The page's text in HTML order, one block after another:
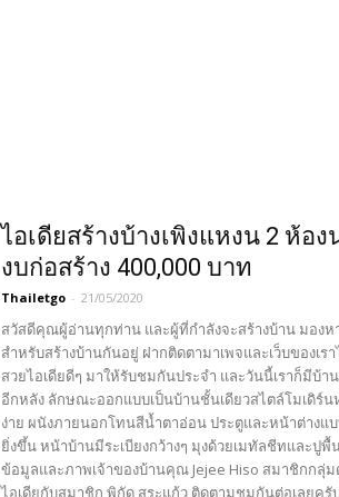
ไอเดียสร้างบ้างเพิงแหงน 2 ห้อ
งบก่อสร้าง 400,000 บาท
Thailetgo - 21/05/2020
สวัสดีคุณผู้อ่านทุกท่าน และผู้ที่กำลังจะสร้างบ้าน มองห
สำหรับสร้างบ้านกันอยู่ ฝากติดตามาเพจและเว็บของเร
สวยไอเดียดีๆ มาให้รับชมกันประจำ และวันนี้เราก็มีบ้
อีกหลัง ลักษณะออกแบบเป็นบ้านชั้นเดียวสไตล์โมเดิร์น
ง่าย ผนังภายนอกโทนสีน้ำตาอ่อน ประตูและหน้าต่างแ
ยิ่งขึ้น หน้าบ้านมีระเบียงกว้างๆ มุงด้วยเมทัลชีทและปู
ข้อมูลและภาพเจ้าของบ้านคุณ Jejee Hiso สมาชิกกลุ่ม
ไอเดียกับสมาชิก พิกัด สระแก้ว ติดตามชมกันต่อเลยครั